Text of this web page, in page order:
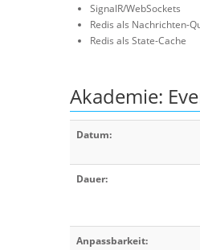
SignalR/WebSockets
Redis als Nachrichten-
Redis als State-Cache
Akademie:
Datum:
Dauer:
Anpassbarkeit: